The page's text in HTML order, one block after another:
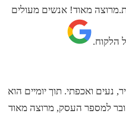
24 שעות באמת.מרוצה מאוד! אנשים מעולים
הלקוח.
נעים ואכפתי. תוך יומיים הוא
למספר העסק, מרוצה מאוד